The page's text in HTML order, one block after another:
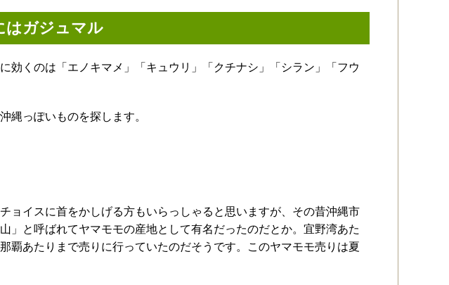
はガジュマル
効くのは「エノキマメ」「キュウリ」「クチナシ」「シラン」「フウ
縄っぽいものを探します。
ョイスに首をかしげる方もいらっしゃると思いますが、その昔沖縄市
」と呼ばれてヤマモモの産地として有名だったのだとか。宜野湾あた
覇あたりまで売りに行っていたのだそうです。このヤマモモ売りは夏